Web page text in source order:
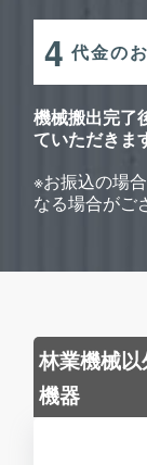
4 代金の
機械搬出完了
ていただきま
※お振込の場
なる場合がご
林業機械
機器